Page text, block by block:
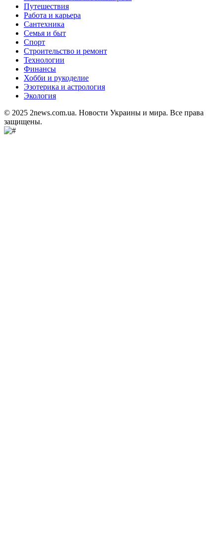
Путешествия
Работа и карьера
Сантехника
Семья и быт
Спорт
Строительство и ремонт
Технологии
Финансы
Хобби и рукоделие
Эзотерика и астрология
Экология
© 2025 2news.com.ua. Новости Украины и мира. Все права
защищены.